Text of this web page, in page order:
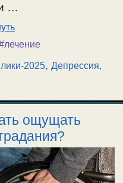
…
2025,Депрессия,
ощущать